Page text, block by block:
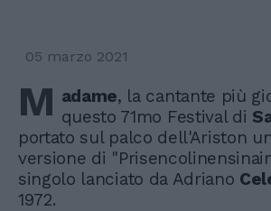
05 marzo 2021
M adame, la cantante più
questo 71mo Festival di
portato sul palco dell'Ariston
versione di
singolo lanciato da Adriano
1972.